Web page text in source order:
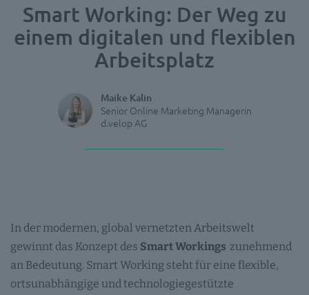
Smart Working: Der Weg zu
einem digitalen und flexiblen
Arbeitsplatz
Maike Kalin
Senior Online Marketing Managerin
d.velop AG
In der modernen, global vernetzten Arbeitswelt
gewinnt das Konzept des Smart Workings zunehmend
an Bedeutung. Smart Working steht für eine flexible,
ortsunabhängige und technologiegestützte